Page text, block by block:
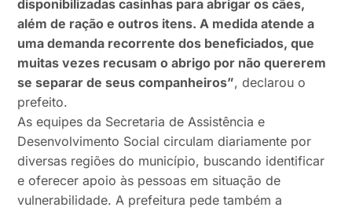
disponibilizadas casinhas para abrigar os cães,
além de ração e outros itens. A medida atende a
uma demanda recorrente dos beneficiados, que
muitas vezes recusam o abrigo por não quererem
se separar de seus companheiros”, declarou o
prefeito.
As equipes da Secretaria de Assistência e
Desenvolvimento Social circulam diariamente por
diversas regiões do município, buscando identificar
e oferecer apoio às pessoas em situação de
vulnerabilidade. A prefeitura pede também a